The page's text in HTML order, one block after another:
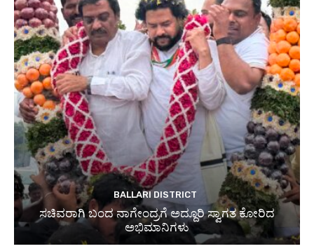
BALLARI DISTRICT
ಸಚಿವರಾಗಿ ಬಂದ ನಾಗೇಂದ್ರಗೆ ಅದ್ದೂರಿ ಸ್ವಾಗತ ಕೋರಿದ
ಅಭಿಮಾನಿಗಳು